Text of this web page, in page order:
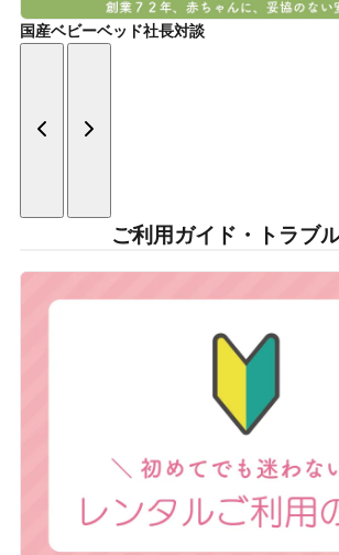
国産ベビーベッド社長対談
ご利用ガイド・トラブ